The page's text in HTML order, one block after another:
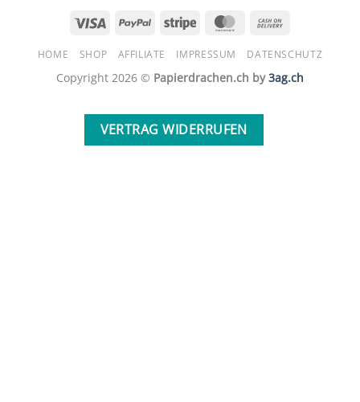
Visa PayPal Stripe MasterCard
Delivery
HOME SHOP AFFILIATE IMPRESSUM DATENSCHUTZ
Copyright 2026 © Papierdrachen.ch by3ag.ch
VERTRAG WIDERRUFEN